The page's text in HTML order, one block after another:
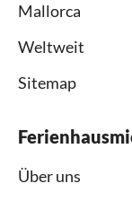
Mallorca
Weltweit
Sitemap
Über uns